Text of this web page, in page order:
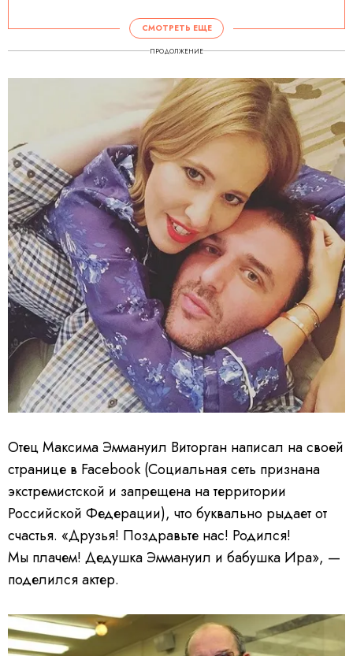
СМОТРЕТЬ ЕЩЕ
ПРОДОЛЖЕНИЕ
Отец Максима Эммануил Виторган написал на своей
странице в Facebook (Социальная сеть признана
экстремистской и запрещена на территории
Российской Федерации), что буквально рыдает от
счастья. «Друзья! Поздравьте нас! Родился!
Мы плачем! Дедушка Эммануил и бабушка Ира», —
поделился актер.